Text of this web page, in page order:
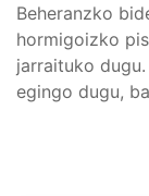
Beheranzko
hormigoizko
jarraituko
egingo dugu,